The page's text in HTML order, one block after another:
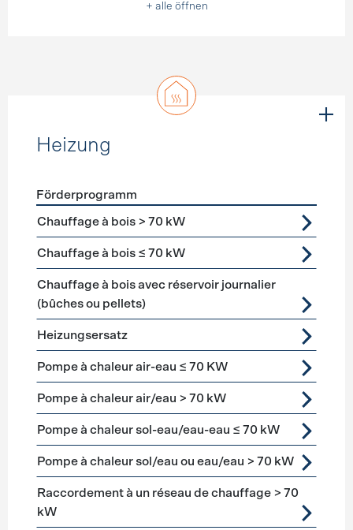
+ alle öffnen
Heizung
Förderprogramme Heizung
Förderprogramm
Chauffage à bois > 70 kW
Chauffage à bois ≤ 70 kW
Chauffage à bois avec réservoir journalier
(bûches ou pellets)
Heizungsersatz
Pompe à chaleur air-eau ≤ 70 KW
Pompe à chaleur air/eau > 70 kW
Pompe à chaleur sol-eau/eau-eau ≤ 70 kW
Pompe à chaleur sol/eau ou eau/eau > 70 kW
Raccordement à un réseau de chauffage > 70
kW